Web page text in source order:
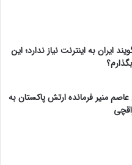
ایران به اینترنت نیاز ندارد؛ این
عاصم منیر فرمانده ارتش پاکستان به